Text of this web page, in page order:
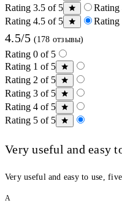
Rating 3.5 of 5
Rating
Rating 4.5 of 5
Rating
4.5/5 (178 отзывы)
Rating 0 of 5
Rating 1 of 5
Rating 2 of 5
Rating 3 of 5
Rating 4 of 5
Rating 5 of 5
Very useful and easy
Very useful and easy to use,
A